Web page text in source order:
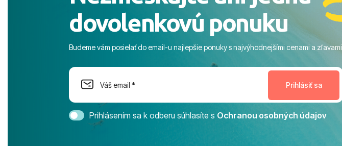
prostredie, veľa zelene a udržiavaná pláž
s pozvoľným vstupom do mora a teple
more. ​Program: Skvelé animácie a
na moment nenudil, no zároveň bol
dostatok priestoru na dokonalý relax. ​
Magic Life Jacaranda môžeme s čistým
svedomím odporučiť každému, kto hľadá
bezstarostnú dovolenku na vysokej
úrovni. Všetko bolo zabezpečené na
dovolenkovú ponuku
Budeme vám posielať do email-u najlepšie ponuky s najvýhodnejšími cenami a zľavami
Prihlásením sa k odberu súhlasíte s Ochranou osobných údajov